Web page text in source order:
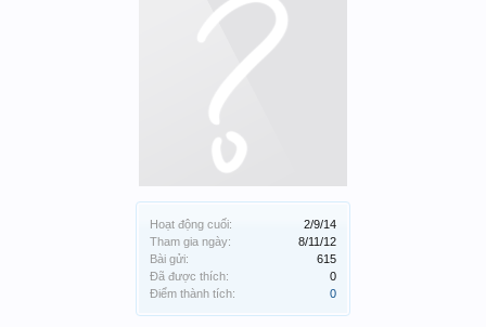
Hoạt động cuối:
2/9/14
Tham gia ngày:
8/11/12
Bài gửi:
615
Đã được thích:
0
Điểm thành tích:
0